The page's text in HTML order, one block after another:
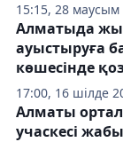
15:15, 28 маусым
17:00, 16 шілде
Алматыда
ауыстыруға
көшесінде
Алматы
учаскесі